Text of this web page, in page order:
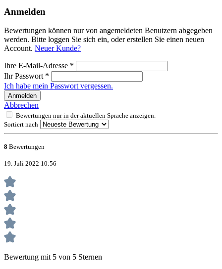
Anmelden
Bewertungen können nur von angemeldeten Benutzern abgegeben
werden. Bitte loggen Sie sich ein, oder erstellen Sie einen neuen
Account. Neuer Kunde?
Ihre E-Mail-Adresse *
Ihr Passwort *
Ich habe mein Passwort vergessen.
Anmelden
Abbrechen
Bewertungen nur in der aktuellen Sprache anzeigen.
Sortiert nach
8 Bewertungen
19. Juli 2022 10:56
Bewertung mit 5 von 5 Sternen